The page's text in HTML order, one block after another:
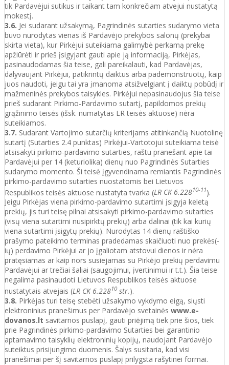
tik Pardavėjui sutikus ir taikant tam konkrečiam atvejui nustatytą
mokestį.
3.6. Jei sudarant užsakymą, Pagrindinės sutarties sudarymo vieta
buvo nurodytas vienas iš Pardavėjo prekybos salonų (prekybai
skirta vieta), kur Pirkėjui suteikiama galimybė perkamą prekę
apžiūrėti ir prieš įsigyjant gauti apie ją informaciją, Pirkėjas,
pasinaudodamas šia teise, gali pareikalauti, kad Pardavėjas,
dalyvaujant Pirkėjui, patikrintų daiktus arba pademonstruotų, kaip
juos naudoti, jeigu tai yra įmanoma atsižvelgiant į daiktų pobūdį ir
mažmeninės prekybos taisykles. Pirkėjui nepasinaudojus šia teise
prieš sudarant Pirkimo-Pardavimo sutartį, papildomos prekių
grąžinimo teisės (išsk. numatytas LR teisės aktuose) nėra
suteikiamos.
3.7. Sudarant Vartojimo sutarčių kriterijams atitinkančią Nuotolinę
sutartį (Sutarties 2.4 punktas) Pirkėjui-Vartotojui suteikiama teisė
atsisakyti pirkimo-pardavimo sutarties, raštu pranešant apie tai
Pardavėjui per 14 (keturiolika) dienų nuo Pagrindinės Sutarties
sudarymo momento. Ši teisė įgyvendinama remiantis Pagrindinės
pirkimo-pardavimo sutarties nuostatomis bei Lietuvos
Respublikos teisės aktuose nustatyta tvarka (LR CK 6.22810-11).
Jeigu Pirkėjas viena pirkimo-pardavimo sutartimi įsigyja keletą
prekių, jis turi teisę pilnai atsisakyti pirkimo-pardavimo sutarties
(visų viena sutartimi nusipirktų prekių) arba dalinai (tik kai kurių
viena sutartimi įsigytų prekių). Nurodytas 14 dienų raštiško
prašymo pateikimo terminas pradedamas skaičiuoti nuo prekės(-
ių) perdavimo Pirkėjui ar jo įgaliotam atstovui dienos ir nėra
pratęsiamas ar kaip nors susiejamas su Pirkėjo prekių perdavimu
Pardavėjui ar trečiai šaliai (saugojimui, įvertinimui ir t.t.). Šia teise
negalima pasinaudoti Lietuvos Respublikos teisės aktuose
nustatytais atvejais (LR CK 6.22810str.).
3.8. Pirkėjas turi teisę stebėti užsakymo vykdymo eigą, siųsti
elektroninius pranešimus per Pardavėjo svetainės www.e-
dovanos.lt savitarnos puslapį, gauti priėjimą tiek prie šios, tiek
prie Pagrindinės pirkimo-pardavimo Sutarties bei garantinio
aptarnavimo taisyklių elektroninių kopijų, naudojant Pardavėjo
suteiktus prisijungimo duomenis. Šalys susitaria, kad visi
pranešimai per šį savitarnos puslapį prilygsta rašytinei formai.